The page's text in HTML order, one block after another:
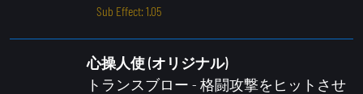
Sub Effect: 1.05
心操人使 (オリジナル)
トランスブロー - 格闘攻撃をヒットさせ